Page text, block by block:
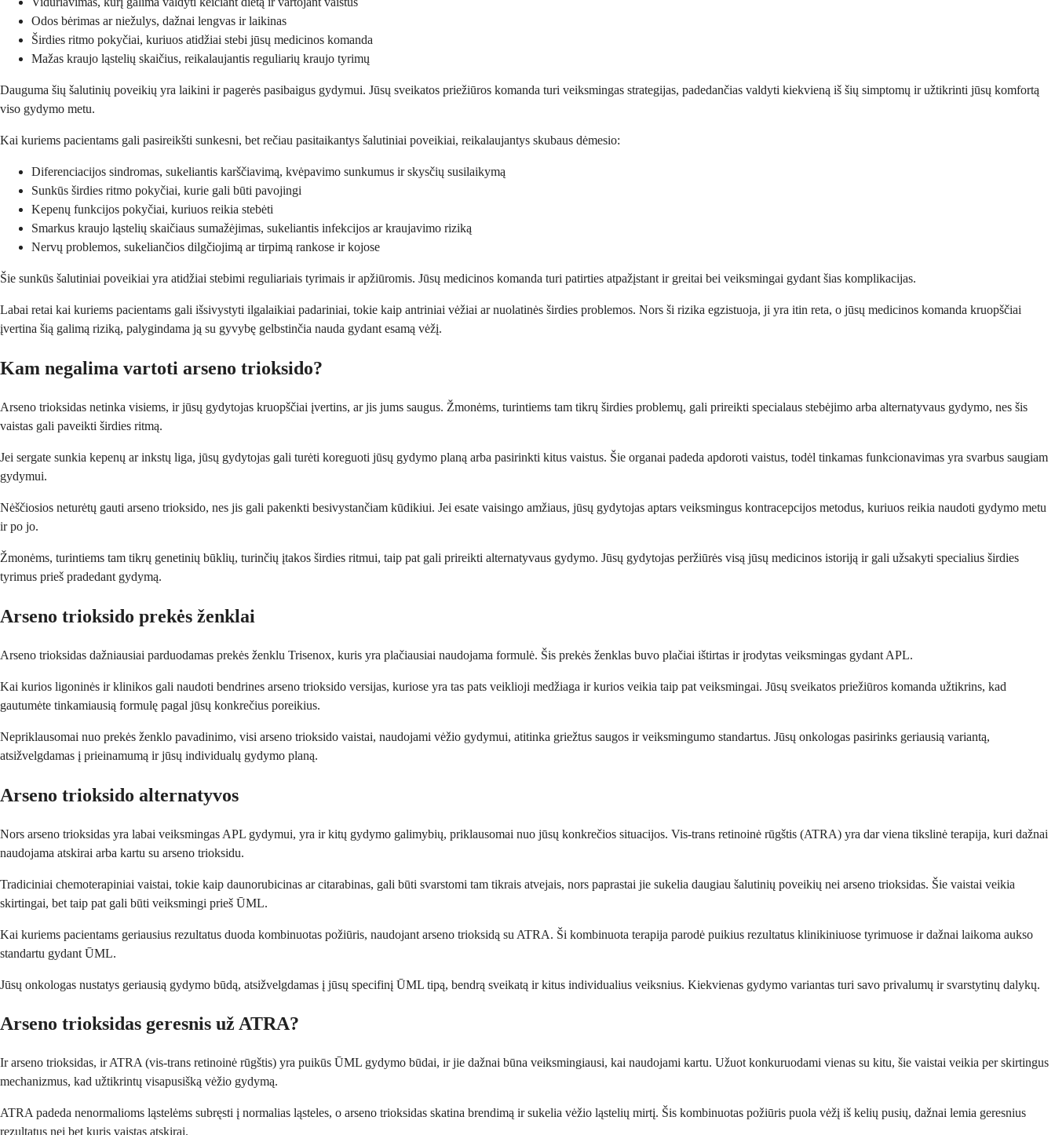
Odos bėrimas ar niežulys, dažnai lengvas ir laikinas
Širdies ritmo pokyčiai, kuriuos atidžiai stebi jūsų medicinos komanda
Mažas kraujo ląstelių skaičius, reikalaujantis reguliarių kraujo tyrimų
Dauguma šių šalutinių poveikių yra laikini ir pagerės pasibaigus gydymui. Jūsų sveikatos priežiūros komanda turi veiksmingas strategijas, padedančias valdyti kiekvieną iš šių simptomų ir užtikrinti jūsų komfortą
viso gydymo metu.
Kai kuriems pacientams gali pasireikšti sunkesni, bet rečiau pasitaikantys šalutiniai poveikiai, reikalaujantys skubaus dėmesio:
Diferenciacijos sindromas, sukeliantis karščiavimą, kvėpavimo sunkumus ir skysčių susilaikymą
Sunkūs širdies ritmo pokyčiai, kurie gali būti pavojingi
Kepenų funkcijos pokyčiai, kuriuos reikia stebėti
Smarkus kraujo ląstelių skaičiaus sumažėjimas, sukeliantis infekcijos ar kraujavimo riziką
Nervų problemos, sukeliančios dilgčiojimą ar tirpimą rankose ir kojose
Šie sunkūs šalutiniai poveikiai yra atidžiai stebimi reguliariais tyrimais ir apžiūromis. Jūsų medicinos komanda turi patirties atpažįstant ir greitai bei veiksmingai gydant šias komplikacijas.
Labai retai kai kuriems pacientams gali išsivystyti ilgalaikiai padariniai, tokie kaip antriniai vėžiai ar nuolatinės širdies problemos. Nors ši rizika egzistuoja, ji yra itin reta, o jūsų medicinos komanda kruopščiai
įvertina šią galimą riziką, palygindama ją su gyvybę gelbstinčia nauda gydant esamą vėžį.
Kam negalima vartoti arseno trioksido?
Arseno trioksidas netinka visiems, ir jūsų gydytojas kruopščiai įvertins, ar jis jums saugus. Žmonėms, turintiems tam tikrų širdies problemų, gali prireikti specialaus stebėjimo arba alternatyvaus gydymo, nes šis
vaistas gali paveikti širdies ritmą.
Jei sergate sunkia kepenų ar inkstų liga, jūsų gydytojas gali turėti koreguoti jūsų gydymo planą arba pasirinkti kitus vaistus. Šie organai padeda apdoroti vaistus, todėl tinkamas funkcionavimas yra svarbus saugiam
gydymui.
Nėščiosios neturėtų gauti arseno trioksido, nes jis gali pakenkti besivystančiam kūdikiui. Jei esate vaisingo amžiaus, jūsų gydytojas aptars veiksmingus kontracepcijos metodus, kuriuos reikia naudoti gydymo metu
ir po jo.
Žmonėms, turintiems tam tikrų genetinių būklių, turinčių įtakos širdies ritmui, taip pat gali prireikti alternatyvaus gydymo. Jūsų gydytojas peržiūrės visą jūsų medicinos istoriją ir gali užsakyti specialius širdies
tyrimus prieš pradedant gydymą.
Arseno trioksido prekės ženklai
Arseno trioksidas dažniausiai parduodamas prekės ženklu Trisenox, kuris yra plačiausiai naudojama formulė. Šis prekės ženklas buvo plačiai ištirtas ir įrodytas veiksmingas gydant APL.
Kai kurios ligoninės ir klinikos gali naudoti bendrines arseno trioksido versijas, kuriose yra tas pats veiklioji medžiaga ir kurios veikia taip pat veiksmingai. Jūsų sveikatos priežiūros komanda užtikrins, kad
gautumėte tinkamiausią formulę pagal jūsų konkrečius poreikius.
Nepriklausomai nuo prekės ženklo pavadinimo, visi arseno trioksido vaistai, naudojami vėžio gydymui, atitinka griežtus saugos ir veiksmingumo standartus. Jūsų onkologas pasirinks geriausią variantą,
atsižvelgdamas į prieinamumą ir jūsų individualų gydymo planą.
Arseno trioksido alternatyvos
Nors arseno trioksidas yra labai veiksmingas APL gydymui, yra ir kitų gydymo galimybių, priklausomai nuo jūsų konkrečios situacijos. Vis-trans retinoinė rūgštis (ATRA) yra dar viena tikslinė terapija, kuri dažnai
naudojama atskirai arba kartu su arseno trioksidu.
Tradiciniai chemoterapiniai vaistai, tokie kaip daunorubicinas ar citarabinas, gali būti svarstomi tam tikrais atvejais, nors paprastai jie sukelia daugiau šalutinių poveikių nei arseno trioksidas. Šie vaistai veikia
skirtingai, bet taip pat gali būti veiksmingi prieš ŪML.
Kai kuriems pacientams geriausius rezultatus duoda kombinuotas požiūris, naudojant arseno trioksidą su ATRA. Ši kombinuota terapija parodė puikius rezultatus klinikiniuose tyrimuose ir dažnai laikoma aukso
standartu gydant ŪML.
Jūsų onkologas nustatys geriausią gydymo būdą, atsižvelgdamas į jūsų specifinį ŪML tipą, bendrą sveikatą ir kitus individualius veiksnius. Kiekvienas gydymo variantas turi savo privalumų ir svarstytinų dalykų.
Arseno trioksidas geresnis už ATRA?
Ir arseno trioksidas, ir ATRA (vis-trans retinoinė rūgštis) yra puikūs ŪML gydymo būdai, ir jie dažnai būna veiksmingiausi, kai naudojami kartu. Užuot konkuruodami vienas su kitu, šie vaistai veikia per skirtingus
mechanizmus, kad užtikrintų visapusišką vėžio gydymą.
ATRA padeda nenormalioms ląstelėms subręsti į normalias ląsteles, o arseno trioksidas skatina brendimą ir sukelia vėžio ląstelių mirtį. Šis kombinuotas požiūris puola vėžį iš kelių pusių, dažnai lemia geresnius
rezultatus nei bet kuris vaistas atskirai.